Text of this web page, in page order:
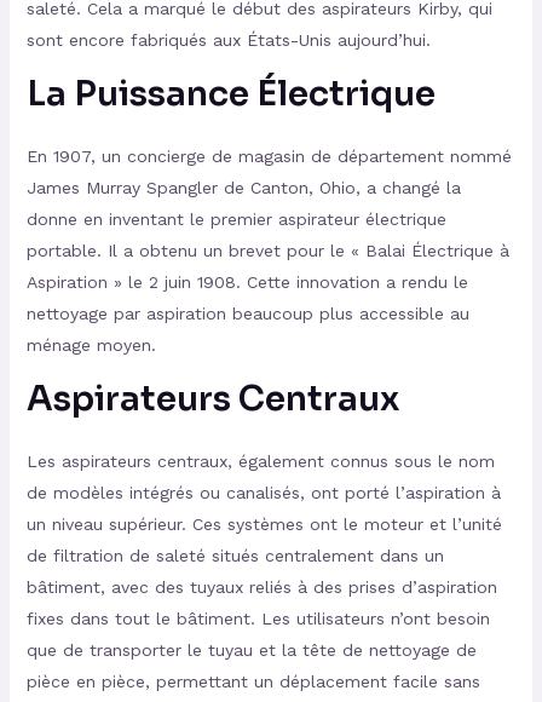
saleté. Cela a marqué le début des aspirateurs Kirby, qui
sont encore fabriqués aux États-Unis aujourd’hui.
La Puissance Électrique
En 1907, un concierge de magasin de département nommé
James Murray Spangler de Canton, Ohio, a changé la
donne en inventant le premier aspirateur électrique
portable. Il a obtenu un brevet pour le « Balai Électrique à
Aspiration » le 2 juin 1908. Cette innovation a rendu le
nettoyage par aspiration beaucoup plus accessible au
ménage moyen.
Aspirateurs Centraux
Les aspirateurs centraux, également connus sous le nom
de modèles intégrés ou canalisés, ont porté l’aspiration à
un niveau supérieur. Ces systèmes ont le moteur et l’unité
de filtration de saleté situés centralement dans un
bâtiment, avec des tuyaux reliés à des prises d’aspiration
fixes dans tout le bâtiment. Les utilisateurs n’ont besoin
que de transporter le tuyau et la tête de nettoyage de
pièce en pièce, permettant un déplacement facile sans